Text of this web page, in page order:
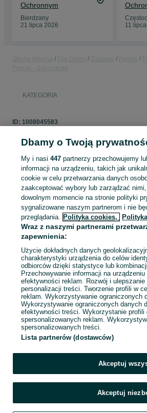
Ochronnym
Bierdzany
21 lipca 2026
11
KATEGORIA
ID: 1008045583
Zaloguj się lub załóż konto na OLX,
sprzedającym
Zaloguj się / Załóż konto
Dbamy o Twoją
My i nasi447 partnerzy przechowujemy
informacji na urządzeniu, takich jak
cookie w celu przetwarzania danych
zaakceptować wybory lub zarządzać
dowolnym momencie na stronie polityki
sygnalizowane naszym partnerom i nie
przeglądania. Polityka cookies,
Wraz z naszymi partnerami
zapewnienia:
Użycie dokładnych danych
charakterystyki urządzenia do celów
odbiorców dzięki statystyce lub
Przechowywanie informacji na
efektywności reklam. Rozwój i ulepszanie
personalizacji treści. Tworzenie profili w
reklam. Wykorzystywanie ograniczonych
Wykorzystywanie ograniczonych danych
efektywności treści. Wykorzystanie profili
spersonalizowanych reklam.
spersonalizowanych treści.
Lista partnerów (dostawców)
Akceptuj
Akceptuj